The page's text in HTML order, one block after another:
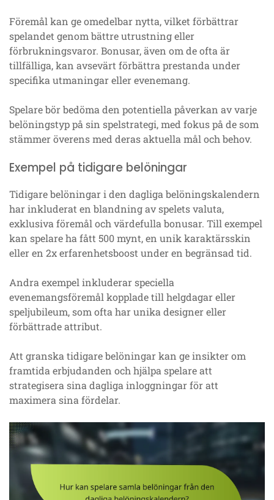
Föremål kan ge omedelbar nytta, vilket förbättrar
spelandet genom bättre utrustning eller
förbrukningsvaror. Bonusar, även om de ofta är
tillfälliga, kan avsevärt förbättra prestanda under
specifika utmaningar eller evenemang.
Spelare bör bedöma den potentiella påverkan av varje
belöningstyp på sin spelstrategi, med fokus på de som
stämmer överens med deras aktuella mål och behov.
Exempel på tidigare belöningar
Tidigare belöningar i den dagliga belöningskalendern
har inkluderat en blandning av spelets valuta,
exklusiva föremål och värdefulla bonusar. Till exempel
kan spelare ha fått 500 mynt, en unik karaktärsskin
eller en 2x erfarenhetsboost under en begränsad tid.
Andra exempel inkluderar speciella
evenemangsföremål kopplade till helgdagar eller
speljubileum, som ofta har unika designer eller
förbättrade attribut.
Att granska tidigare belöningar kan ge insikter om
framtida erbjudanden och hjälpa spelare att
strategisera sina dagliga inloggningar för att
maximera sina fördelar.